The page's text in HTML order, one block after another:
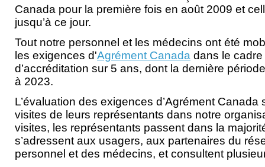
Canada pour la première fois en août 2009 et
jusqu’à ce jour.
Tout notre personnel et les médecins ont été
les exigences d'Agrément Canada dans le
d’accréditation sur 5 ans, dont la dernière
à 2023.
L’évaluation des exigences d’Agrément Canada
visites de leurs représentants dans notre
visites, les représentants passent dans la
s’adressent aux usagers, aux partenaires du
personnel et des médecins, et consultent